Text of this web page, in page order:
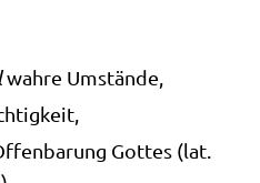
wah­re Umstände,
Got­tes (lat.